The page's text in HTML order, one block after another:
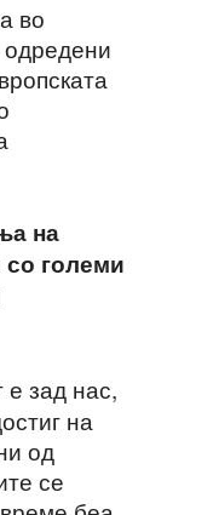
во
одредени
на
со големи
е зад нас,
на
од
се